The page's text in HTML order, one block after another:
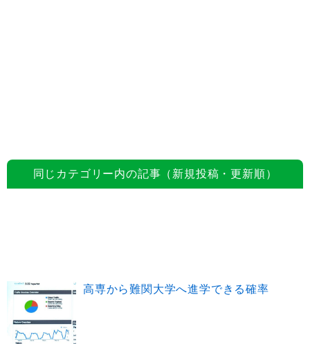
同じカテゴリー内の記事（新規投稿・更新順）
高専から難関大学へ進学できる確率